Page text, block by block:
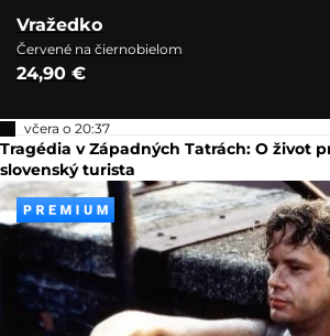
Vražedko
Červené na čiernobielom
24,90 €
včera o 20:37
Tragédia v Západných Tatrách: O život
slovenský turista